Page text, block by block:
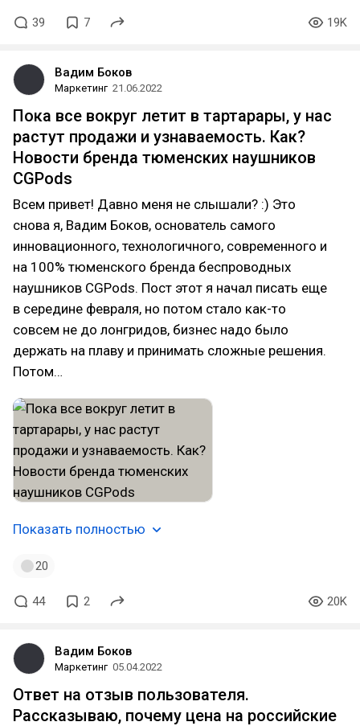
39 7 19K
Вадим Боков
Маркетинг 21.06.2022
Пока все вокруг летит в тартарары, у нас
растут продажи и узнаваемость. Как?
Новости бренда тюменских наушников
CGPods
Всем привет! Давно меня не слышали? :) Это
снова я, Вадим Боков, основатель самого
инновационного, технологичного, современного и
на 100% тюменского бренда беспроводных
наушников CGPods. Пост этот я начал писать еще
в середине февраля, но потом стало как-то
совсем не до лонгридов, бизнес надо было
держать на плаву и принимать сложные решения.
Потом…
Показать полностью
20
44 2 20K
Вадим Боков
Маркетинг 05.04.2022
Ответ на отзыв пользователя.
Рассказываю, почему цена на российские